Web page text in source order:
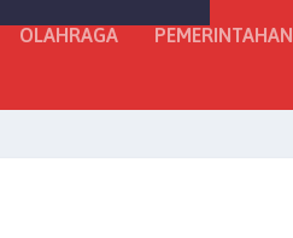
OLAHRAGA PEMERINTAHAN